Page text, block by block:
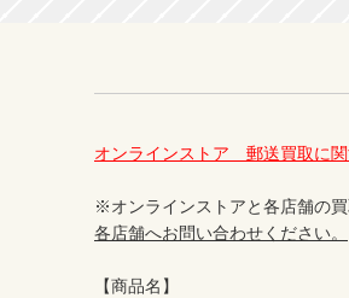
オンラインストア　郵送買取に
※オンラインストアと各店舗の
各店舗へお問い合わせください。
【商品名】